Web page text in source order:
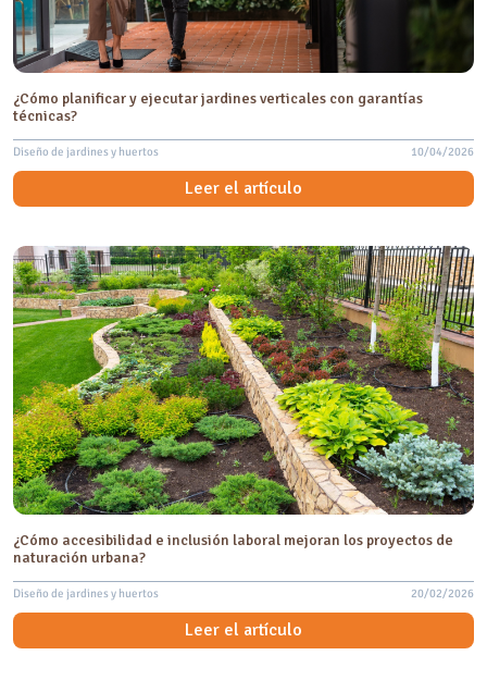
¿Cómo planificar y ejecutar jardines verticales con garantías
técnicas?
Diseño de jardines y huertos 10/04/2026
Leer el artículo
¿Cómo accesibilidad e inclusión laboral mejoran los proyectos de
naturación urbana?
Diseño de jardines y huertos 20/02/2026
Leer el artículo